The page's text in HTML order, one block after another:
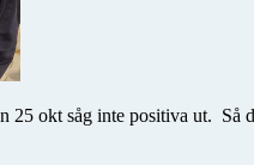
okt såg inte positiva ut. Så